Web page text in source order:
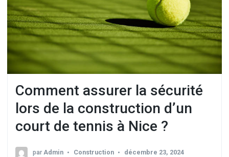
Comment assurer la sécurité
lors de la construction d’un
court de tennis à Nice ?
parAdmin Construction décembre 23, 2024